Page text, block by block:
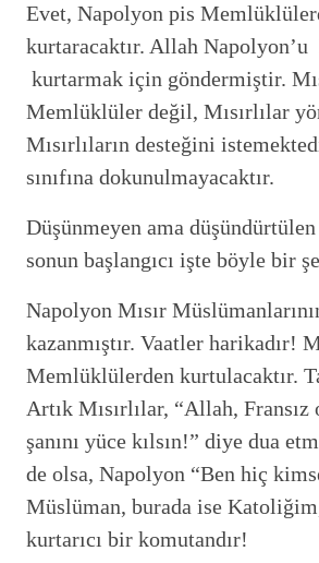
Evet, Napolyon pis
kurtaracaktır. Allah Napolyon’u
kurtarmak için göndermiştir.
Memlüklüler değil, Mısırlılar
Mısırlıların desteğini
sınıfına dokunulmayacaktır.
Düşünmeyen ama
sonun başlangıcı işte böyle bir
Napolyon Mısır
kazanmıştır. Vaatler harikadır!
Memlüklülerden kurtulacaktır.
Artık Mısırlılar, “Allah, Fransız
şanını yüce kılsın!” diye dua
de olsa, Napolyon “Ben hiç
Müslüman, burada ise
kurtarıcı bir komutandır!